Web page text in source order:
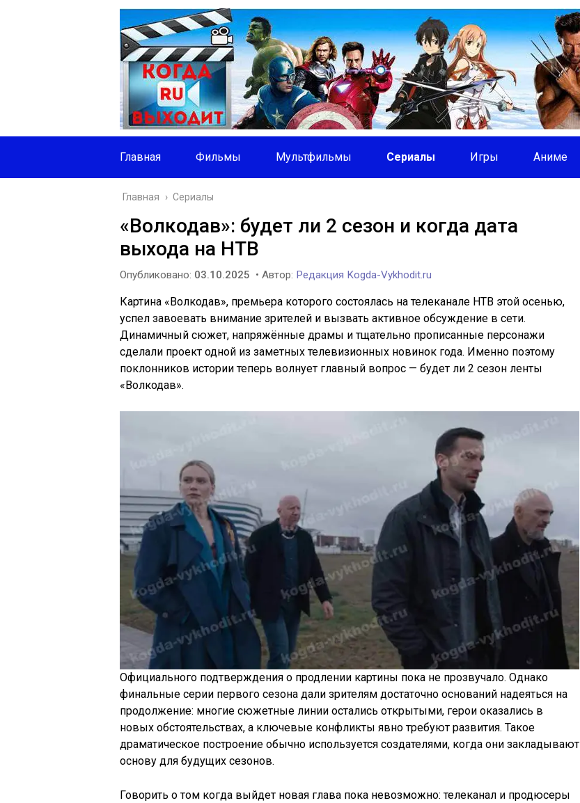
Главная Фильмы Мультфильмы Сериалы Игры Аниме
Главная › Сериалы
«Волкодав»: будет ли 2 сезон и когда дата
выхода на НТВ
Опубликовано: 03.10.2025 • Автор: Редакция Kogda-Vykhodit.ru
Картина «Волкодав», премьера которого состоялась на телеканале НТВ этой осенью,
успел завоевать внимание зрителей и вызвать активное обсуждение в сети.
Динамичный сюжет, напряжённые драмы и тщательно прописанные персонажи
сделали проект одной из заметных телевизионных новинок года. Именно поэтому
поклонников истории теперь волнует главный вопрос — будет ли 2 сезон ленты
«Волкодав».
Официального подтверждения о продлении картины пока не прозвучало. Однако
финальные серии первого сезона дали зрителям достаточно оснований надеяться на
продолжение: многие сюжетные линии остались открытыми, герои оказались в
новых обстоятельствах, а ключевые конфликты явно требуют развития. Такое
драматическое построение обычно используется создателями, когда они закладывают
основу для будущих сезонов.
Говорить о том когда выйдет новая глава пока невозможно: телеканал и продюсеры